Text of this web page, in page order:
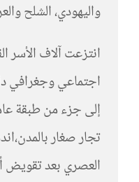
واليهودي، الشلح
انتزعت آلاف
اجتماعي وجغرافي
إلى جزء من طبقة
تجار صغار
العصري بعد تقويض